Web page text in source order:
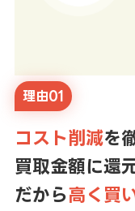
理由01
コスト削減を
買取金額に還元
だから高く買